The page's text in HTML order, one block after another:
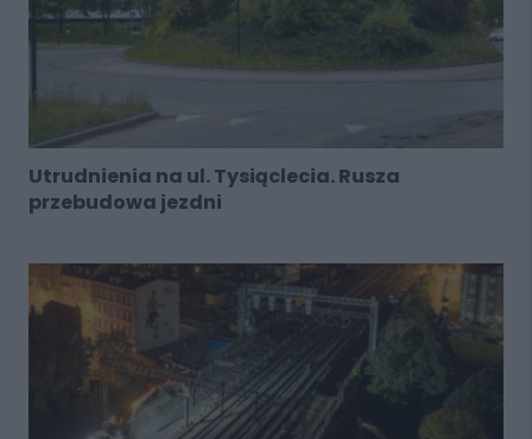
Utrudnienia na ul. Tysiąclecia. Rusza
przebudowa jezdni